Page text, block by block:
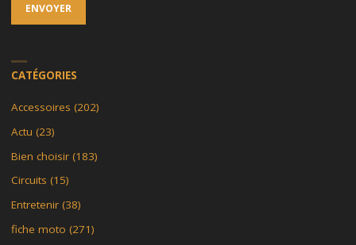
CATÉGORIES
Accessoires (202)
Actu (23)
Bien choisir(183)
Circuits (15)
Entretenir(38)
fiche moto (271)